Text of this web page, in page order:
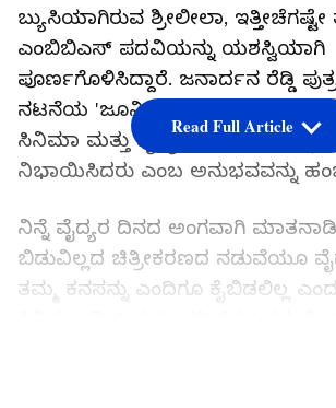
ಬ್ಯುಸಿಯಾಗಿರುವ ಶ್ರೀಲೀಲಾ,
ಎಂಬಿಬಿಎಸ್ ಪದವಿಯನ್ನು ಯಶಸ್ವಿಯಾಗಿ
ಪೂರ್ಣಗೊಳಿಸಿದ್ದಾರೆ. ಜನಾರ್ದನ ರೆಡ್ಡಿ
ನಟನೆಯ 'ಜೂನಿಯರ್' ಚಿತ್ರದಲ್ಲಿ
ಸಿನಿಮಾ ಮತ್ತು ವೈದ್ಯಕೀಯ ಶಿಕ್ಷಣವನ್ನು
ನಿಭಾಯಿಸಿದರು ಎಂಬ ಅನುಭವವನ್ನು
ನಿನ್ನೆ ವೈದ್ಯರ ದಿನದ ಅಂಗವಾಗಿ
ಬಿಡುವಿಲ್ಲದ ಚಿತ್ರೀಕರಣದ ನಡುವೆಯೂ
ತಮ್ಮ ಕನಸನ್ನು ಎಂದಿಗೂ ಕೈಬಿಡಲಿಲ್ಲ
Read Full Article